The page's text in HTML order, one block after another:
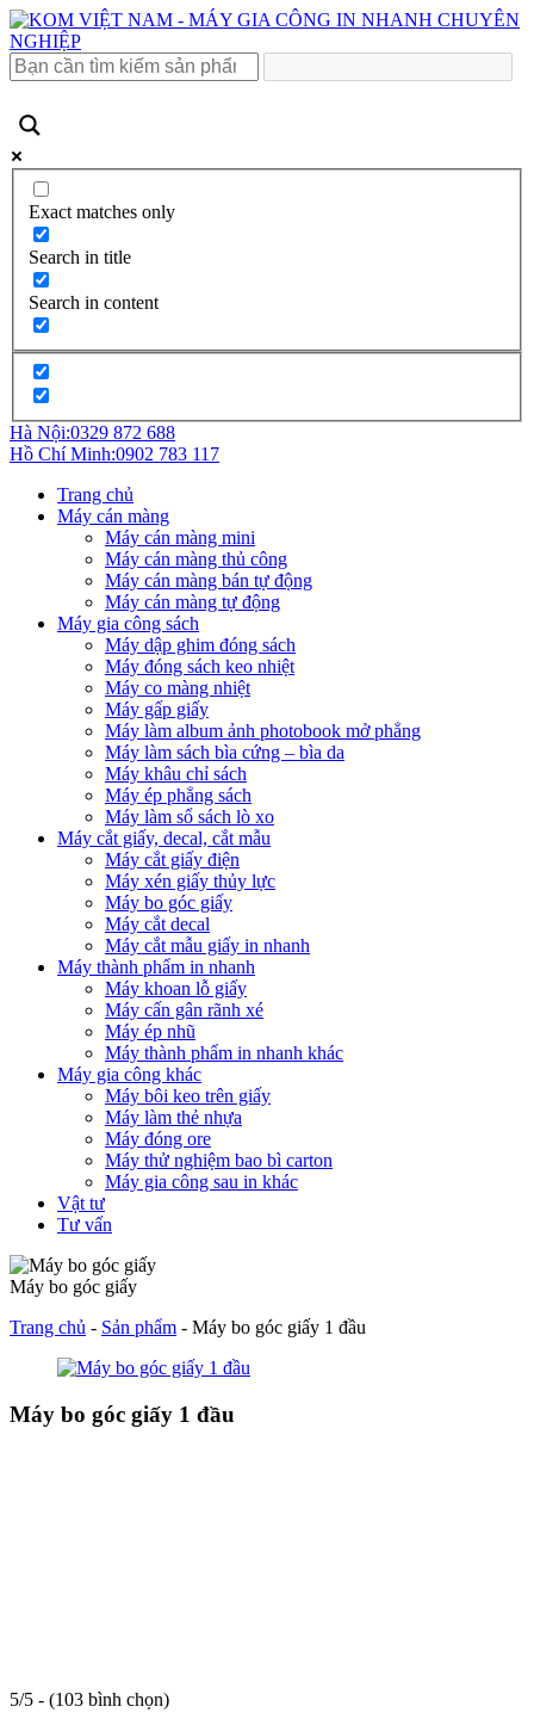
Exact matches only
Search in title
Search in content
Hà Nội:0329 872 688
Hồ Chí Minh:0902 783 117
Trang chủ
Máy cán màng
Máy cán màng mini
Máy cán màng thủ công
Máy cán màng bán tự động
Máy cán màng tự động
Máy gia công sách
Máy dập ghim đóng sách
Máy đóng sách keo nhiệt
Máy co màng nhiệt
Máy gấp giấy
Máy làm album ảnh photobook mở phẳng
Máy làm sách bìa cứng – bìa da
Máy khâu chỉ sách
Máy ép phẳng sách
Máy làm sổ sách lò xo
Máy cắt giấy, decal, cắt mẫu
Máy cắt giấy điện
Máy xén giấy thủy lực
Máy bo góc giấy
Máy cắt decal
Máy cắt mẫu giấy in nhanh
Máy thành phẩm in nhanh
Máy khoan lỗ giấy
Máy cấn gân rãnh xé
Máy ép nhũ
Máy thành phẩm in nhanh khác
Máy gia công khác
Máy bôi keo trên giấy
Máy làm thẻ nhựa
Máy đóng ore
Máy thử nghiệm bao bì carton
Máy gia công sau in khác
Vật tư
Tư vấn
Máy bo góc giấy
Trang chủ - Sản phẩm - Máy bo góc giấy 1 đầu
Máy bo góc giấy 1 đầu
5/5 - (103 bình chọn)